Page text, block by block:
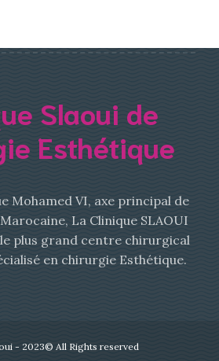
Slaoui de
Esthétique
Mohamed VI, axe principal de
La Clinique SLAOUI
plus grand centre chirurgical
en chirurgie Esthétique.
- 2023© All Rights reserved